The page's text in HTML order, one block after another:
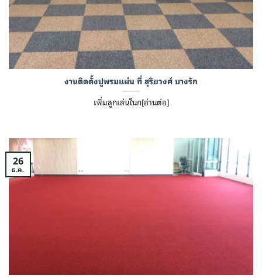
งานติดตั้งปูพรมแผ่น ที่ สุริยวงศ์ บางรัก
เพิ่มลูกเล่นในก[อ่านต่อ]
26
ธ.ค.